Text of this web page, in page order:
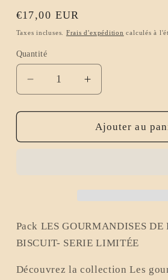
Prix
habituel
€17,00 EUR
Taxes incluses. Frais d'expédition calculés à
Quantité
Réduire
la
quantité
Fondants
Collection
Les
de
Augmenter
la
quantité
de
Fondants
Collection
Les
de
Ajouter au
Pack LES GOURMANDISES DE
BISCUIT- SERIE LIMITÉE
Découvrez la collection Les